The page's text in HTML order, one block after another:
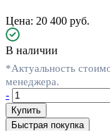
Цена: 20 400 руб.
В наличии
*Актуальность
менеджера.
-
Быстрая покупка